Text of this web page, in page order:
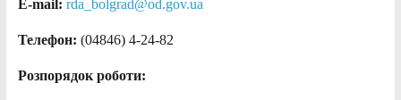
E-mail: rda_bolgrad@od.gov.ua
Телефон: (04846) 4-24-82
Розпорядок роботи: